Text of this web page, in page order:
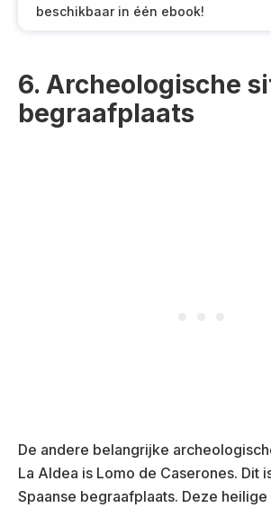
beschikbaar in één ebook!
6. Archeologische
begraafplaats
De andere belangrijke
La Aldea is Lomo de Caserones. Dit
Spaanse begraafplaats. Deze